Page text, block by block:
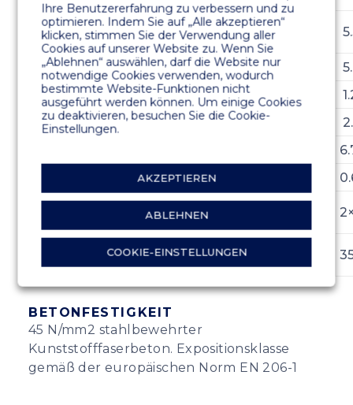
Breite mit
Fendern (m)
3.8 4.3
Betonbreite (m) 3.5 4.0
Höhe (m)
1.2 1.2 1.2
Gewicht (t/m)
1.80 1.96
0.67
Festigkeit der
2×703
Fugenabstand
(mm)
35 35
BETONFESTIGKEIT
45 N/mm2 stahlbewehrter
Kunststofffaserbeton. Expositionsklasse
gemäß der europäischen Norm EN 206-1
Ihre Benutzererfahrung zu verbessern und zu
optimieren. Indem Sie auf „Alle akzeptieren“
klicken, stimmen Sie der Verwendung aller
Cookies auf unserer Website zu. Wenn Sie
„Ablehnen“ auswählen, darf die Website nur
notwendige Cookies verwenden, wodurch
bestimmte Website-Funktionen nicht
ausgeführt werden können. Um einige Cookies
zu deaktivieren, besuchen Sie die Cookie-
Einstellungen.
AKZEPTIEREN
ABLEHNEN
COOKIE-EINSTELLUNGEN